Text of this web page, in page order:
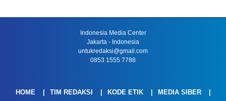
Indonesia Media Center
Jakarta - Indonesia
untukredaksi@gmail.com
0853 1555 7788
HOME TIM REDAKSI KODE ETIK
MEDIA SIBER